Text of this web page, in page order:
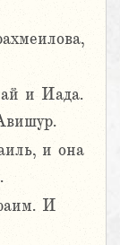
и Иада.
и она
И